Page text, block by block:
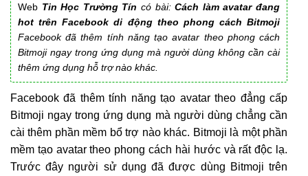
Web Tin Học Trường Tíncó bài:Cách làm avatar đang
hot trên Facebook di động theo phong cách Bitmoji
Facebook đã thêm tính năng tạo avatar theo phong cách
Bitmoji ngay trong ứng dụng mà người dùng không cần cài
thêm ứng dụng hỗ trợ nào khác.
Facebook đã thêm tính năng tạo avatar theo đẳng cấp
Bitmoji ngay trong ứng dụng mà người dùng chẳng cần
cài thêm phần mềm bổ trợ nào khác. Bitmoji là một phần
mềm tạo avatar theo phong cách hài hước và rất độc lạ.
Trước đây người sử dụng đã được dùng Bitmoji trên